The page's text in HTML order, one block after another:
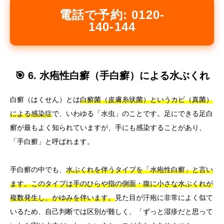
電話で予約: 0120-
140-144
🎯 6. 水疱性白癬（手白癬）による水ぶくれ
白癬（はくせん）とは白癬菌（皮膚糸状菌）というカビ（真菌）
による感染症で、いわゆる「水虫」のことです。足にできる足白
癬が最もよく知られていますが、手にも感染することがあり、
「手白癬」と呼ばれます。
手白癬の中でも、 水ぶくれを伴うタイプを「水疱性白癬」と言い
ます。このタイプは手のひらや指の側面・腹に小さな水ぶくれが
複数発生し、かゆみを伴います。見た目が汗疱に非常によく似て
いるため、自己判断では区別が難しく、「ずっと湿疹だと思って